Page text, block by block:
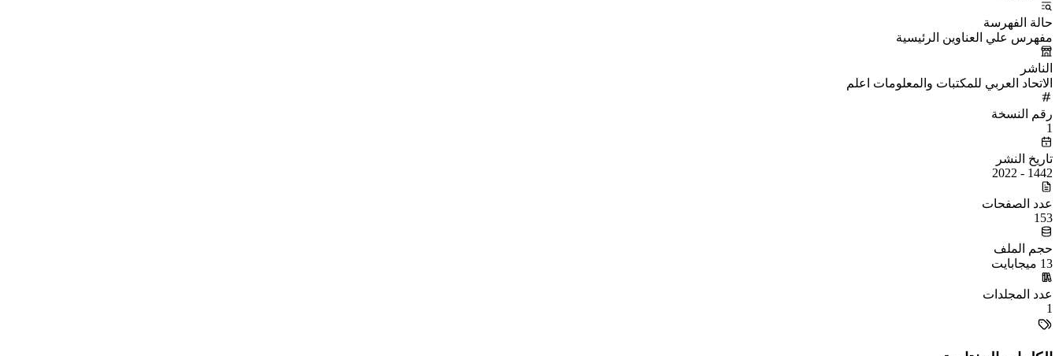
حالة الفهرسة
مفهرس علي العناوين الرئيسية
الناشر
الاتحاد العربي للمكتبات والمعلومات اعلم
رقم النسخة
1
تاريخ النشر
1442 - 2022
عدد الصفحات
153
حجم الملف
13 ميجابايت
عدد المجلدات
1